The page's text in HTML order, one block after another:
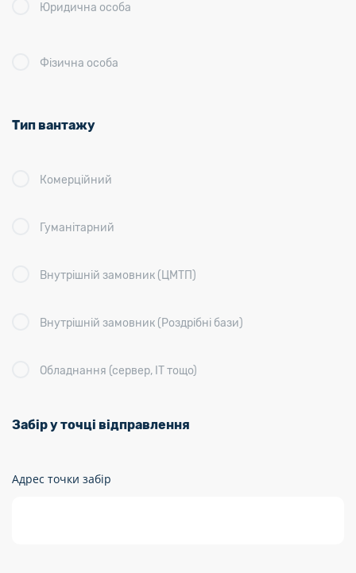
Юридична особа
Фізична особа
Тип вантажу
Комерційний
Гуманітарний
Внутрішній замовник (ЦМТП)
Внутрішній замовник (Роздрібні бази)
Обладнання (сервер, ІТ тощо)
Забір у точці відправлення
Адрес точки забір